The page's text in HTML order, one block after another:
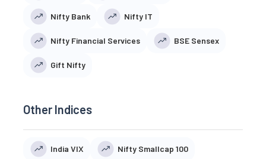
Nifty Bank Nifty IT
Nifty Financial Services BSE Sensex
Gift Nifty
Other Indices
India VIX Nifty Smallcap 100